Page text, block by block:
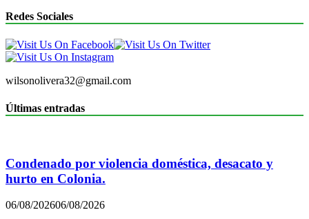
Redes Sociales
wilsonolivera32@gmail.com
Últimas entradas
Condenado por violencia doméstica, desacato y
hurto en Colonia.
06/08/202606/08/2026